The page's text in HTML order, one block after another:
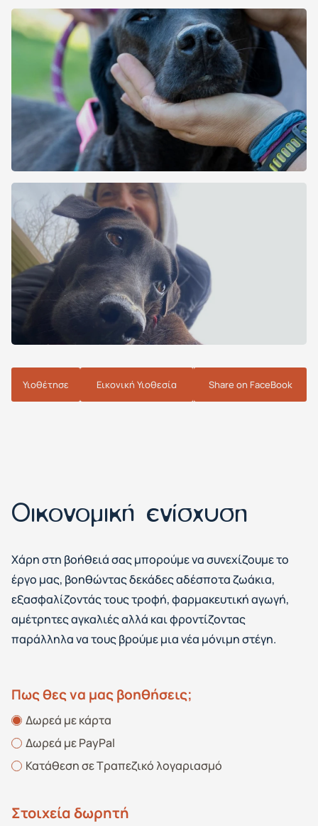
Υιοθέτησε Εικονική Υιοθεσία Share on FaceBook
Οικονομική ενίσχυση
Χάρη στη βοήθειά σας μπορούμε να συνεχίζουμε το
έργο μας, βοηθώντας δεκάδες αδέσποτα ζωάκια,
εξασφαλίζοντάς τους τροφή, φαρμακευτική αγωγή,
αμέτρητες αγκαλιές αλλά και φροντίζοντας
παράλληλα να τους βρούμε μια νέα μόνιμη στέγη.
Πως θες να μας βοηθήσεις;
Δωρεά με κάρτα
Δωρεά με PayPal
Κατάθεση σε Τραπεζικό λογαριασμό
Στοιχεία δωρητή